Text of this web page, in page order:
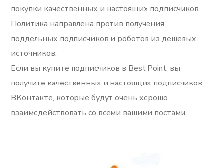
покупки качественных и настоящих подписчиков.
Политика направлена ​​против получения
поддельных подписчиков и роботов из дешевых
источников.
Если вы купите подписчиков в Best Point, вы
получите качественных и настоящих подписчиков
ВКонтакте, которые будут очень хорошо
взаимодействовать со всеми вашими постами.